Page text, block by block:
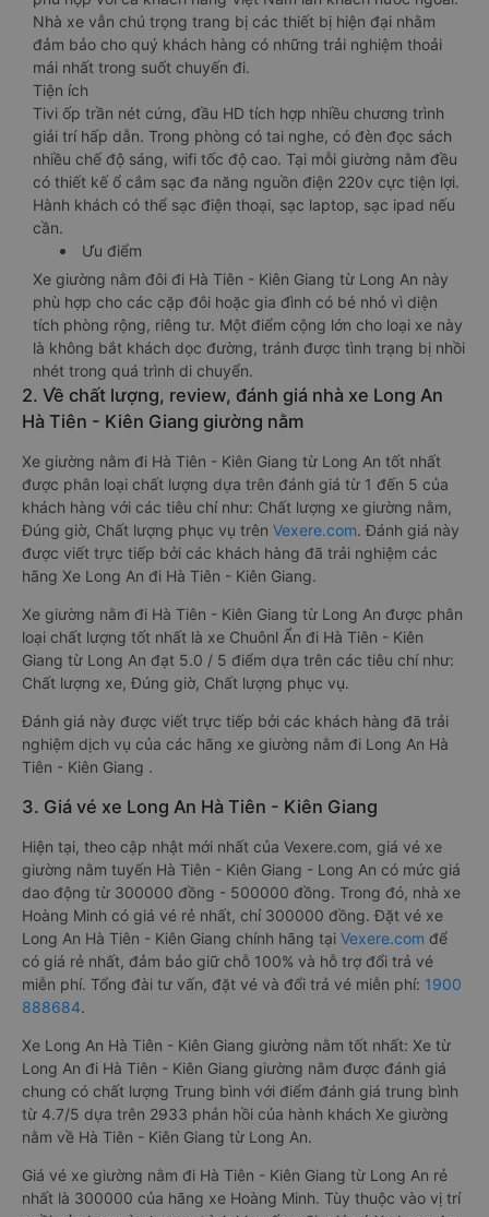
Nhà xe vẫn chú trọng trang bị các thiết bị hiện đại nhằm
đảm bảo cho quý khách hàng có những trải nghiệm thoải
mái nhất trong suốt chuyến đi.
Tiện ích
Tivi ốp trần nét cứng, đầu HD tích hợp nhiều chương trình
giải trí hấp dẫn. Trong phòng có tai nghe, có đèn đọc sách
nhiều chế độ sáng, wifi tốc độ cao. Tại mỗi giường nằm đều
có thiết kế ổ cắm sạc đa năng nguồn điện 220v cực tiện lợi.
Hành khách có thể sạc điện thoại, sạc laptop, sạc ipad nếu
cần.
Ưu điểm
Xe giường nằm đôi đi Hà Tiên - Kiên Giang từ Long An này
phù hợp cho các cặp đôi hoặc gia đình có bé nhỏ vì diện
tích phòng rộng, riêng tư. Một điểm cộng lớn cho loại xe này
là không bắt khách dọc đường, tránh được tình trạng bị nhồi
nhét trong quá trình di chuyển.
2. Về chất lượng, review, đánh giá nhà xe Long An
Hà Tiên - Kiên Giang giường nằm
Xe giường nằm đi Hà Tiên - Kiên Giang từ Long An tốt nhất
được phân loại chất lượng dựa trên đánh giá từ 1 đến 5 của
khách hàng với các tiêu chí như: Chất lượng xe giường nằm,
Đúng giờ, Chất lượng phục vụ trên Vexere.com. Đánh giá này
được viết trực tiếp bởi các khách hàng đã trải nghiệm các
hãng Xe Long An đi Hà Tiên - Kiên Giang.
Xe giường nằm đi Hà Tiên - Kiên Giang từ Long An được phân
loại chất lượng tốt nhất là xe Chuônl Ẩn đi Hà Tiên - Kiên
Giang từ Long An đạt 5.0 / 5 điểm dựa trên các tiêu chí như:
Chất lượng xe, Đúng giờ, Chất lượng phục vụ.
Đánh giá này được viết trực tiếp bởi các khách hàng đã trải
nghiệm dịch vụ của các hãng xe giường nằm đi Long An Hà
Tiên - Kiên Giang .
3. Giá vé xe Long An Hà Tiên - Kiên Giang
Hiện tại, theo cập nhật mới nhất của Vexere.com, giá vé xe
giường nằm tuyến Hà Tiên - Kiên Giang - Long An có mức giá
dao động từ 300000 đồng - 500000 đồng. Trong đó, nhà xe
Hoàng Minh có giá vé rẻ nhất, chỉ 300000 đồng. Đặt vé xe
Long An Hà Tiên - Kiên Giang chính hãng tại Vexere.com để
có giá rẻ nhất, đảm bảo giữ chỗ 100% và hỗ trợ đổi trả vé
miễn phí. Tổng đài tư vấn, đặt vé và đổi trả vé miễn phí: 1900
888684.
Xe Long An Hà Tiên - Kiên Giang giường nằm tốt nhất: Xe từ
Long An đi Hà Tiên - Kiên Giang giường nằm được đánh giá
chung có chất lượng Trung bình với điểm đánh giá trung bình
từ 4.7/5 dựa trên 2933 phản hồi của hành khách Xe giường
nằm về Hà Tiên - Kiên Giang từ Long An.
Giá vé xe giường nằm đi Hà Tiên - Kiên Giang từ Long An rẻ
nhất là 300000 của hãng xe Hoàng Minh. Tùy thuộc vào vị trí